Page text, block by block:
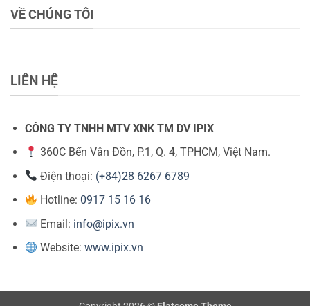
VỀ CHÚNG TÔI
LIÊN HỆ
CÔNG TY TNHH MTV XNK TM DV IPIX
360C Bến Vân Đồn, P.1, Q. 4, TPHCM, Việt Nam.
Điện thoại: (+84)28 6267 6789
Hotline: 0917 15 16 16
Email: info@ipix.vn
Website:www.ipix.vn